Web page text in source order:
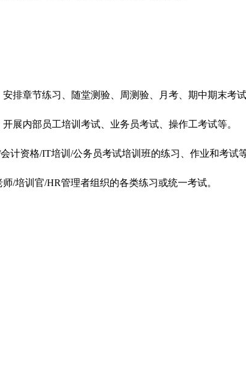
排章节练习、随堂测验、周测验、月考、期中期末考
展内部员工培训考试、业务员考试、操作工考试等。
计资格/IT培训/公务员考试培训班的练习、作业和考试
/培训官/HR管理者组织的各类练习或统一考试。